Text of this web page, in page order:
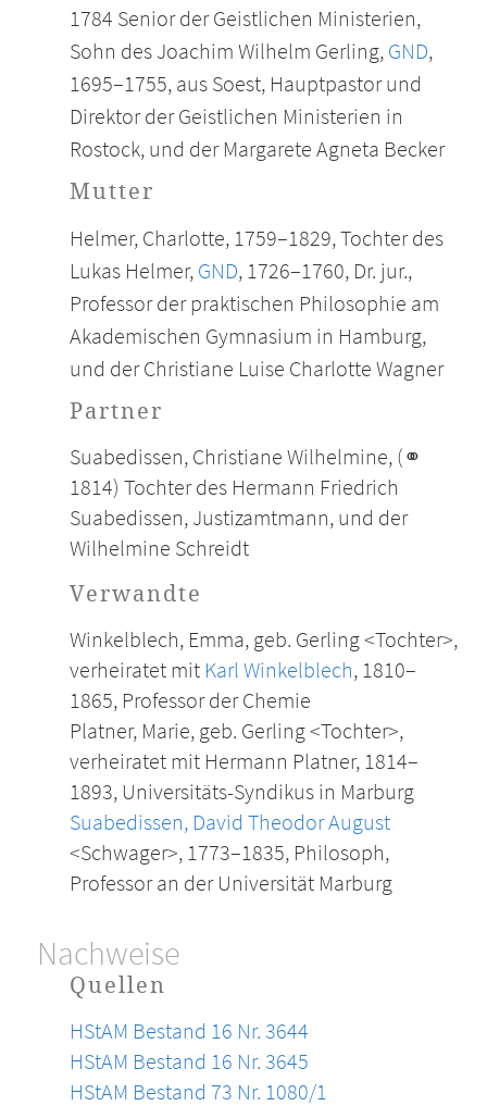
1784 Senior der Geistlichen Ministerien,
Sohn des Joachim Wilhelm Gerling, GND,
1695–1755, aus Soest, Hauptpastor und
Direktor der Geistlichen Ministerien in
Rostock, und der Margarete Agneta Becker
Mutter
Helmer, Charlotte, 1759–1829, Tochter des
Lukas Helmer, GND, 1726–1760, Dr. jur.,
Professor der praktischen Philosophie am
Akademischen Gymnasium in Hamburg,
und der Christiane Luise Charlotte Wagner
Partner
Suabedissen, Christiane Wilhelmine, (⚭
1814) Tochter des Hermann Friedrich
Suabedissen, Justizamtmann, und der
Wilhelmine Schreidt
Verwandte
Winkelblech, Emma, geb. Gerling <Tochter>,
verheiratet mit Karl Winkelblech, 1810–
1865, Professor der Chemie
Platner, Marie, geb. Gerling <Tochter>,
verheiratet mit Hermann Platner, 1814–
1893, Universitäts-Syndikus in Marburg
Suabedissen, David Theodor August
<Schwager>, 1773–1835, Philosoph,
Professor an der Universität Marburg
Nachweise
Quellen
HStAM Bestand 16 Nr. 3644
HStAM Bestand 16 Nr. 3645
HStAM Bestand 73 Nr. 1080/1